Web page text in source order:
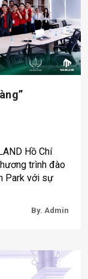
Hồ Chí
trình đào
Park với sự
By. Admin